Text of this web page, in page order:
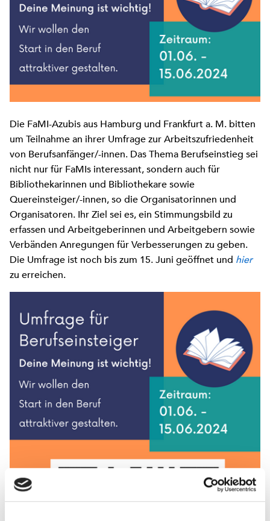
Die FaMI-Azubis aus Hamburg und Frankfurt a. M. bitten
um Teilnahme an ihrer Umfrage zur Arbeitszufriedenheit
von Berufsanfänger/-innen. Das Thema Berufseinstieg sei
nicht nur für FaMIs interessant, sondern auch für
Bibliothekarinnen und Bibliothekare sowie
Quereinsteiger/-innen, so die Organisatorinnen und
Organisatoren. Ihr Ziel sei es, ein Stimmungsbild zu
erfassen und Arbeitgeberinnen und Arbeitgebern sowie
Verbänden Anregungen für Verbesserungen zu geben.
Die Umfrage ist noch bis zum 15. Juni geöffnet und hier
zu erreichen.